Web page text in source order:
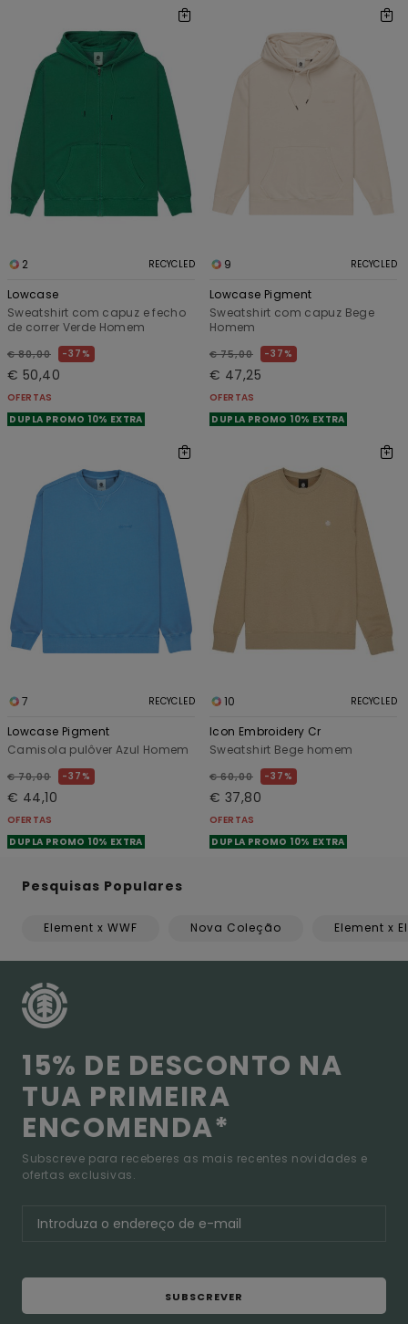
2 RECYCLED
Lowcase
Sweatshirt com capuz e fecho
de correr Verde Homem
€ 80,00 37%
€ 50,40
OFERTAS
DUPLA PROMO 10% EXTRA
9 RECYCLED
Lowcase Pigment
Sweatshirt com capuz Bege
Homem
€ 75,00 37%
€ 47,25
OFERTAS
DUPLA PROMO 10% EXTRA
7 RECYCLED
Lowcase Pigment
Camisola pulôver Azul Homem
€ 70,00 37%
€ 44,10
OFERTAS
DUPLA PROMO 10% EXTRA
10 RECYCLED
Icon Embroidery Cr
Sweatshirt Bege homem
€ 60,00 37%
€ 37,80
OFERTAS
DUPLA PROMO 10% EXTRA
Pesquisas Populares
Element x WWF Nova Coleção Element x
15% DE DESCONTO NA
TUA PRIMEIRA
ENCOMENDA*
Subscreve para receberes as mais recentes novidades e
ofertas exclusivas.
SUBSCREVER